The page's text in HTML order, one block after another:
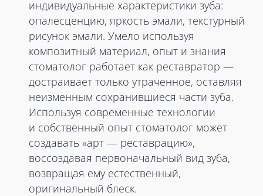
индивидуальные характеристики зуба:
опалесценцию, яркость эмали, текстурный
рисунок эмали. Умело используя
композитный материал, опыт и знания
стоматолог работает как реставратор —
достраивает только утраченное, оставляя
неизменным сохранившиеся части зуба.
Используя современные технологии
и собственный опыт стоматолог может
создавать «арт — реставрацию»,
воссоздавая первоначальный вид зуба,
возвращая ему естественный,
оригинальный блеск.